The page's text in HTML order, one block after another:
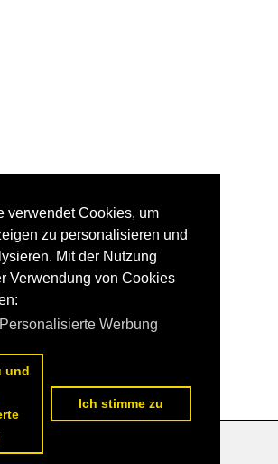
verwendet Cookies, um
zu personalisieren und
Mit der Nutzung
Verwendung von Cookies
Personalisierte Werbung
und
Ich stimme zu